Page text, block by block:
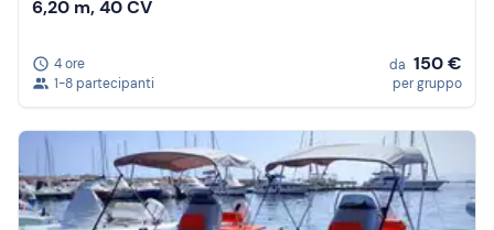
6,20 m, 40 CV
4 ore
1-8 partecipanti
da 150 €
per gruppo